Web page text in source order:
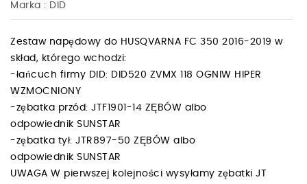
Marka : DID
Zestaw napędowy do HUSQVARNA FC 350 2016-2019 w
skład, którego wchodzi:
-łańcuch firmy DID: DID520 ZVMX 118 OGNIW HIPER
WZMOCNIONY
-zębatka przód: JTF1901-14 ZĘBÓW albo
odpowiednik SUNSTAR
-zębatka tył: JTR897-50 ZĘBÓW albo
odpowiednik SUNSTAR
UWAGA W pierwszej kolejności wysyłamy zębatki JT